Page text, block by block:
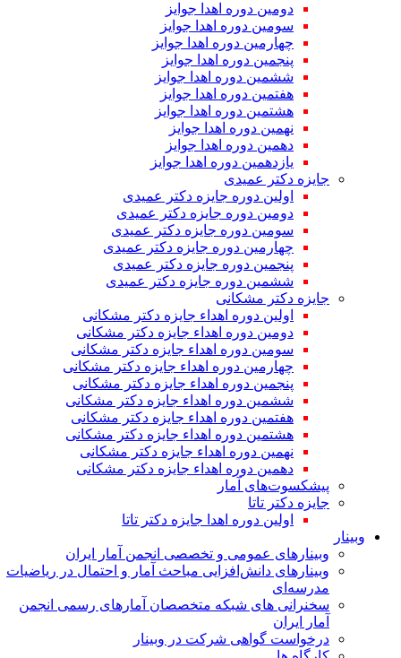
دومین دوره اهدا جوایز
سومین دوره اهدا جوایز
چهارمین دوره اهدا جوایز
پنجمین دوره اهدا جوایز
ششمین دوره اهدا جوایز
هفتمین دوره اهدا جوایز
هشتمین دوره اهدا جوایز
نهمین دوره اهدا جوایز
دهمین دوره اهدا جوایز
یازدهمین دوره اهدا جوایز
جایزه دکتر عمیدی
اولین دوره جایزه دکتر عمیدی
دومین دوره جایزه دکتر عمیدی
سومین دوره جایزه دکتر عمیدی
چهارمین دوره جایزه دکتر عمیدی
پنجمین دوره جایزه دکتر عمیدی
ششمین دوره جایزه دکتر عمیدی
جایزه دکتر مشکانی
اولین دوره اهداء جایزه دکتر مشکانی
دومین دوره اهداء جایزه دکتر مشکانی
سومین دوره اهداء جایزه دکتر مشکانی
چهارمین دوره اهداء جایزه دکتر مشکانی
پنجمین دوره اهداء جایزه دکتر مشکانی
ششمین دوره اهداء جایزه دکتر مشکانی
هفتمین دوره اهداء جایزه دکتر مشکانی
هشتمین دوره اهداء جایزه دکتر مشکانی
نهمین دوره اهداء جایزه دکتر مشکانی
دهمین دوره اهداء جایزه دکتر مشکانی
پیشکسوت‌های آمار
جایزه دکتر تاتا
اولین دوره اهدا جایزه دکتر تاتا
وبینار
وبینارهای عمومی و تخصصی انجمن آمار ایران
وبینارهای دانش‌افزایی مباحث آمار و احتمال در ریاضیات
مدرسه‌ای
سخنرانی های شبکه متخصصان آمارهای رسمی انجمن
آمار ایران
درخواست گواهی شرکت در وبینار